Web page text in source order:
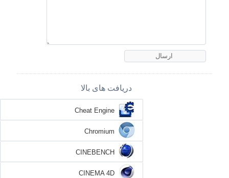
دریافت های بالا
Cheat Engine
Chromium
CINEBENCH
CINEMA 4D